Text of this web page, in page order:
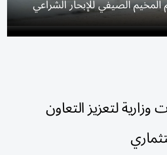
الصيفي للإبحار الشراعي
لتعزيز التعاون